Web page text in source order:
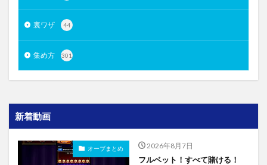
裏ワザ 44
集め方 301
新着動画
オーブまとめ 2026年8月7日
フルベット！すべて賭ける！